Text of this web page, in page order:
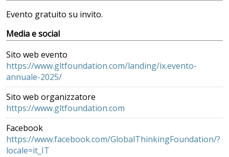
Evento gratuito su invito.
Media e social
Sito web evento
https://www.gltfoundation.com/landing/ix.evento-
annuale-2025/
Sito web organizzatore
https://www.gltfoundation.com
Facebook
https://www.facebook.com/GlobalThinkingFoundation/?
locale=it_IT